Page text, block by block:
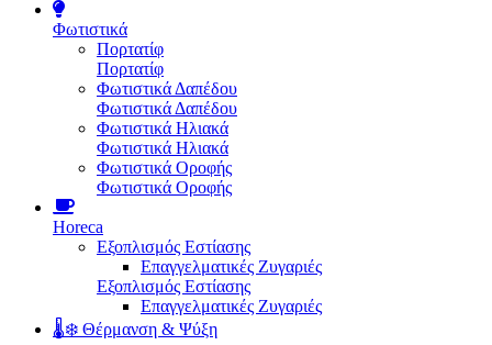
Φωτιστικά
Πορτατίφ
Πορτατίφ
Φωτιστικά Δαπέδου
Φωτιστικά Δαπέδου
Φωτιστικά Ηλιακά
Φωτιστικά Ηλιακά
Φωτιστικά Οροφής
Φωτιστικά Οροφής
Horeca
Εξοπλισμός Εστίασης
Επαγγελματικές Ζυγαριές
Εξοπλισμός Εστίασης
Επαγγελματικές Ζυγαριές
🌡️❄️ Θέρμανση & Ψύξη